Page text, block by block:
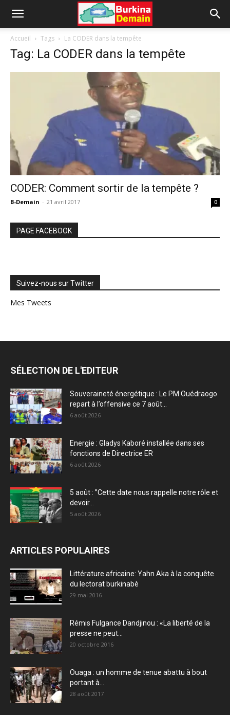
Accueil Tags La CODER dans la tempête
Tag: La CODER dans la tempête
CODER: Comment sortir de la tempête ?
B-Demain - 21 avril 2017 0
PAGE FACEBOOK
Suivez-nous sur Twitter
Mes Tweets
SÉLECTION DE L'EDITEUR
Souveraineté énergétique : Le PM Ouédraogo
repart à l’offensive ce 7 août...
6 août 2026
Energie : Gladys Kaboré installée dans ses
fonctions de Directrice ER
6 août 2026
5 août : ”Cette date nous rappelle notre rôle et
devoir...
5 août 2026
ARTICLES POPULAIRES
Littérature africaine: Yahn Aka à la conquête
du lectorat burkinabè
29 mai 2016
Rémis Fulgance Dandjinou : «La liberté de la
presse ne peut...
20 octobre 2016
Ouaga : un homme de tenue abattu à bout
portant à...
28 août 2017